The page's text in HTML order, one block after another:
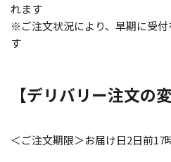
れます
※ご注文状況により、早期に受
す
【デリバリー注文の
＜ご注文期限＞お届け日2日前17